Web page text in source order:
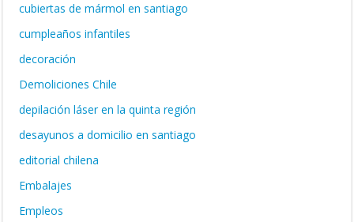
cubiertas de mármol en santiago
cumpleaños infantiles
decoración
Demoliciones Chile
depilación láser en la quinta región
desayunos a domicilio en santiago
editorial chilena
Embalajes
Empleos